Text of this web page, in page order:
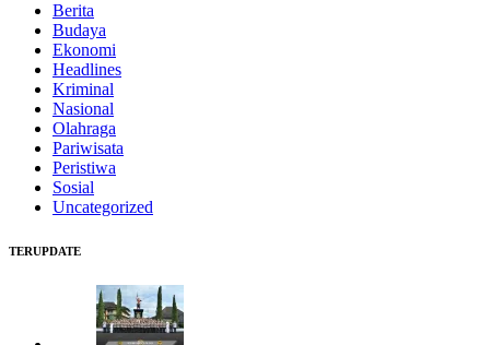
Berita
Budaya
Ekonomi
Headlines
Kriminal
Nasional
Olahraga
Pariwisata
Peristiwa
Sosial
Uncategorized
TERUPDATE